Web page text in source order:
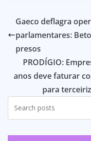
Gaeco deflagra
parlamentares:
presos
PRODÍGIO:
anos deve faturar
para